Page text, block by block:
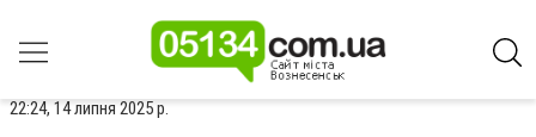
22:24, 14 липня 2025 р.